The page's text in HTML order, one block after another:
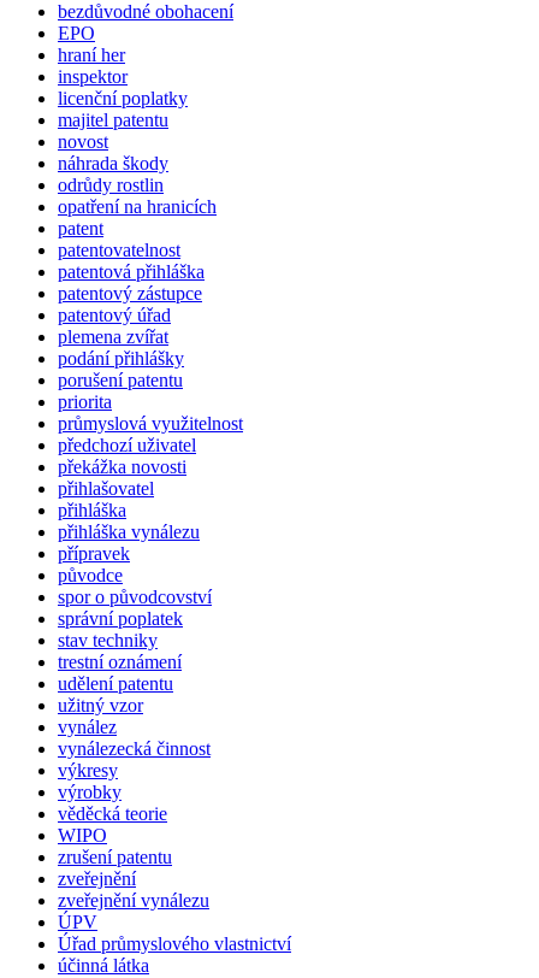
bezdůvodné obohacení
EPO
hraní her
inspektor
licenční poplatky
majitel patentu
novost
náhrada škody
odrůdy rostlin
opatření na hranicích
patent
patentovatelnost
patentová přihláška
patentový zástupce
patentový úřad
plemena zvířat
podání přihlášky
porušení patentu
priorita
průmyslová využitelnost
předchozí uživatel
překážka novosti
přihlašovatel
přihláška
přihláška vynálezu
přípravek
původce
spor o původcovství
správní poplatek
stav techniky
trestní oznámení
udělení patentu
užitný vzor
vynález
vynálezecká činnost
výkresy
výrobky
věděcká teorie
WIPO
zrušení patentu
zveřejnění
zveřejnění vynálezu
ÚPV
Úřad průmyslového vlastnictví
účinná látka